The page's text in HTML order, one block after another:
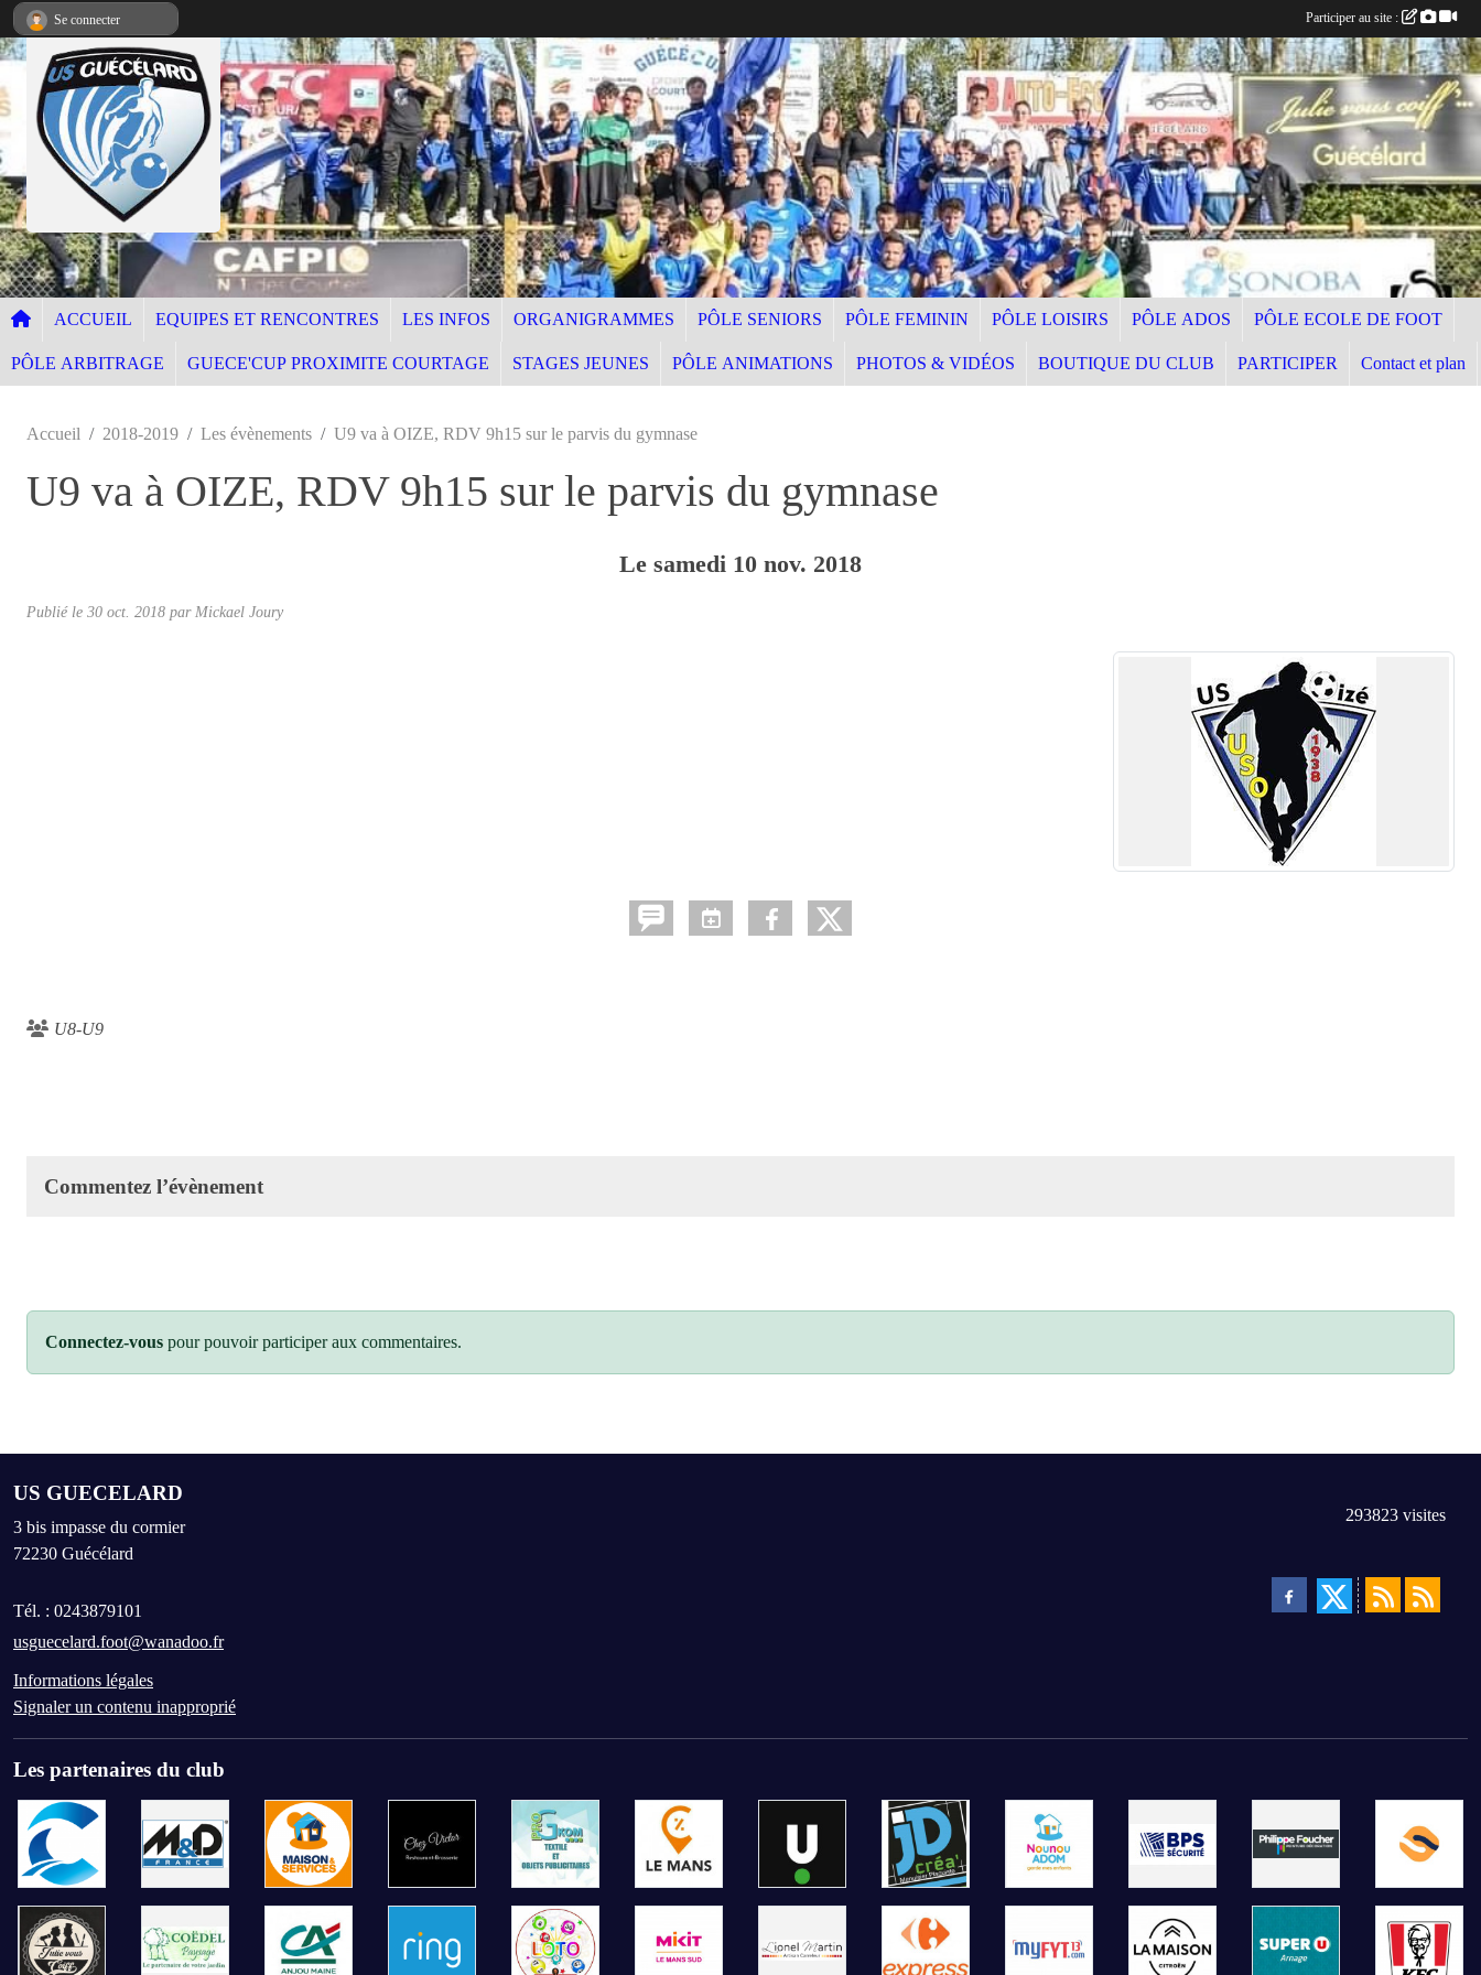
ACCUEIL EQUIPES ET RENCONTRES LES INFOS ORGANIGRAMMES PÔLE SENIORS PÔLE FEMININ PÔLE LOISIRS PÔLE ADOS PÔLE ECOLE DE FOOT
PÔLE ARBITRAGE GUECE'CUP PROXIMITE COURTAGE STAGES JEUNES PÔLE ANIMATIONS PHOTOS & VIDÉOS BOUTIQUE DU CLUB PARTICIPER Contact et plan
Accueil 2018-2019 Les évènements U9 va à OIZE, RDV 9h15 sur le parvis du gymnase
U9 va à OIZE, RDV 9h15 sur le parvis du gymnase
Le samedi 10 nov. 2018
Publié le 30 oct. 2018 par Mickael Joury
U8-U9
Commentez l’évènement
Connectez-vous pour pouvoir participer aux commentaires.
US GUECELARD
3 bis impasse du cormier
72230 Guécélard
Tél. : 0243879101
usguecelard.foot@wanadoo.fr
Informations légales
Signaler un contenu inapproprié
293823 visites
Les partenaires du club
Se connecter Participer au site :
Panneau de gestion des cookies